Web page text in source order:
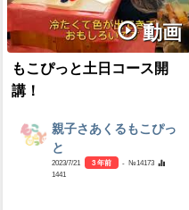
動画
もこぴっと土日コース開
講！
親子さあくるもこぴっ
と
2023/7/21 3 年前
- №14173
1441